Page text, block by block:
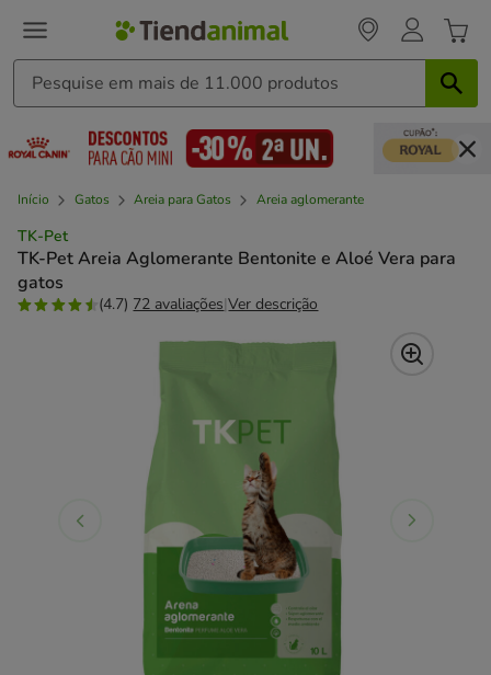
Início Gatos Areia para Gatos Areia aglomerante
TK-Pet
TK-Pet Areia Aglomerante Bentonite e Aloé Vera para
gatos
(4.7) 72 avaliações|Ver descrição